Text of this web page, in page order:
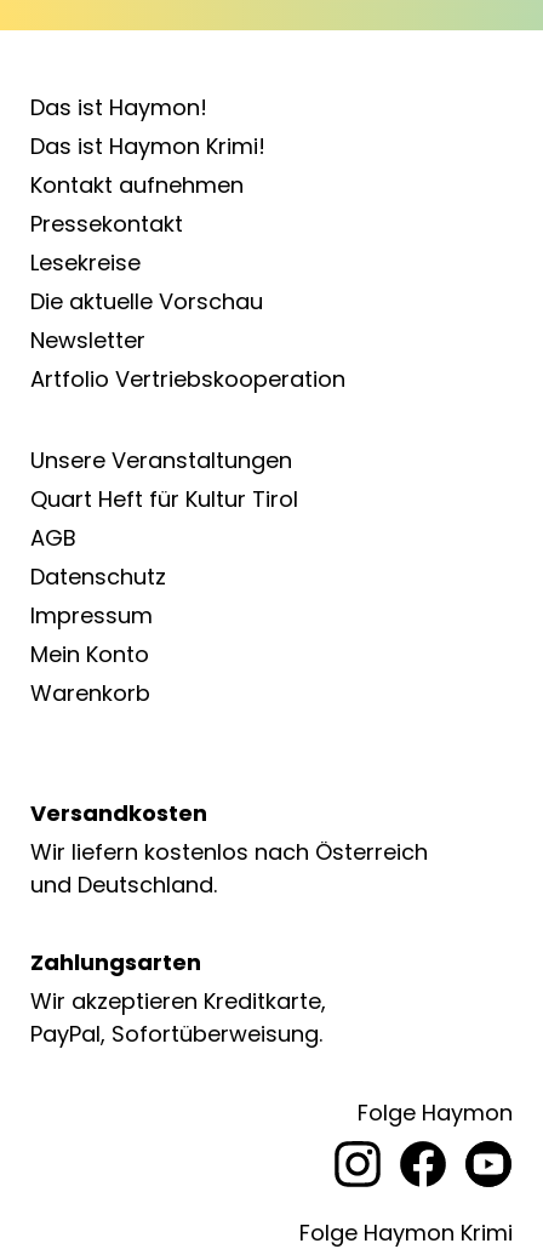
Das ist Haymon!
Das ist Haymon Krimi!
Kontakt aufnehmen
Pressekontakt
Lesekreise
Die aktuelle Vorschau
Newsletter
Artfolio Vertriebs­kooperation
Unsere Veranstaltungen
Quart Heft für Kultur Tirol
AGB
Datenschutz
Impressum
Mein Konto
Warenkorb
Versandkosten
Wir liefern kostenlos nach Österreich
und Deutschland.
Zahlungsarten
Wir akzeptieren Kreditkarte,
PayPal, Sofortüberweisung.
Folge Haymon
Folge Haymon Krimi